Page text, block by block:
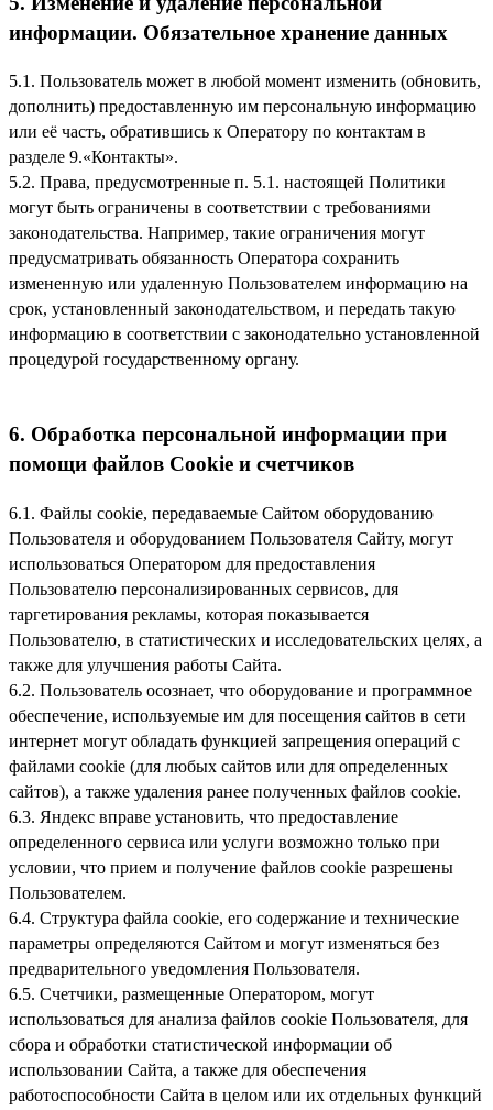
информации. Обязательное хранение данных
5.1. Пользователь может в любой момент изменить (обновить,
дополнить) предоставленную им персональную информацию
или её часть, обратившись к Оператору по контактам в
разделе 9.«Контакты».
5.2. Права, предусмотренные п. 5.1. настоящей Политики
могут быть ограничены в соответствии с требованиями
законодательства. Например, такие ограничения могут
предусматривать обязанность Оператора сохранить
измененную или удаленную Пользователем информацию на
срок, установленный законодательством, и передать такую
информацию в соответствии с законодательно установленной
процедурой государственному органу.
6. Обработка персональной информации при
помощи файлов Cookie и счетчиков
6.1. Файлы cookie, передаваемые Сайтом оборудованию
Пользователя и оборудованием Пользователя Сайту, могут
использоваться Оператором для предоставления
Пользователю персонализированных сервисов, для
таргетирования рекламы, которая показывается
Пользователю, в статистических и исследовательских целях, а
также для улучшения работы Сайта.
6.2. Пользователь осознает, что оборудование и программное
обеспечение, используемые им для посещения сайтов в сети
интернет могут обладать функцией запрещения операций с
файлами cookie (для любых сайтов или для определенных
сайтов), а также удаления ранее полученных файлов cookie.
6.3. Яндекс вправе установить, что предоставление
определенного сервиса или услуги возможно только при
условии, что прием и получение файлов cookie разрешены
Пользователем.
6.4. Структура файла cookie, его содержание и технические
параметры определяются Сайтом и могут изменяться без
предварительного уведомления Пользователя.
6.5. Счетчики, размещенные Оператором, могут
использоваться для анализа файлов cookie Пользователя, для
сбора и обработки статистической информации об
использовании Сайта, а также для обеспечения
работоспособности Сайта в целом или их отдельных функций